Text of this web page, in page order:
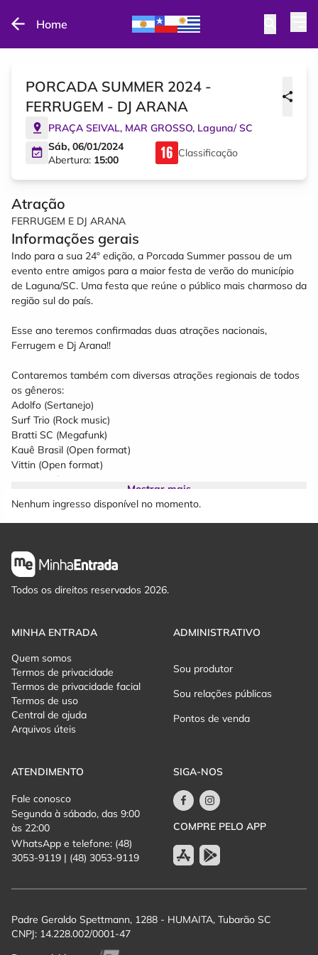
Home
PORCADA SUMMER 2024 -
FERRUGEM - DJ ARANA
PRAÇA SEIVAL, MAR GROSSO, Laguna/SC
Sáb, 06/01/2024
Abertura: 15:00
Classificação
Atração
FERRUGEM E DJ ARANA
Informações gerais
Indo para a sua 24º edição, a Porcada Summer passou de um
evento entre amigos para a maior festa de verão do município
de Laguna/SC. Uma festa que reúne o público mais charmoso da
região sul do país.
Esse ano teremos confirmadas duas atrações nacionais,
Ferrugem e Dj Arana!!
Contaremos também com diversas atrações regionais de todos
os gêneros:
Adolfo (Sertanejo)
Surf Trio (Rock music)
Bratti SC (Megafunk)
Kauê Brasil (Open format)
Vittin (Open format)
Suits (Funk)
Gabriel Vieira (Open Format)
Iury Dj (Funk)
Além do melhor OPEN BAR do verão, a Porcada Summer
também terá uma distribuição de carne de porco incrível esse
ano!
Área PREMIUM
- Picanha de porco
- Linguicinha de porco
- Copa-lombo de porco
Pista
- Linguicinha de porco
E durante todo evento teremos venda de hambúrguer bovino!!
Informações do evento:
- Estrutura com 12 mil m²;
- Área coberta em frente ao palco;
- Setor Camarote *ESGOTADO* (Open Bar de Vodka Smirnoff,
- Setor Open Bar Premium (Open Bar de Vodka Smirnoff,
Energético Red Bull, Oh My Gin, Cervejas Spaten, Original e
Refrigerante)
Mostrar mais
Nenhum ingresso disponível no momento.
Todos os direitos reservados 2026.
MINHA ENTRADA
Quem somos
Termos de privacidade
Termos de privacidade facial
Termos de uso
Central de ajuda
Arquivos úteis
ADMINISTRATIVO
Sou produtor
Sou relações públicas
Pontos de venda
ATENDIMENTO
Fale conosco
Segunda à sábado, das 9:00
às 22:00
WhatsApp e telefone: (48)
3053-9119 | (48) 3053-9119
SIGA-NOS
COMPRE PELO APP
Padre Geraldo Spettmann, 1288 - HUMAITA, Tubarão SC
CNPJ: 14.228.002/0001-47